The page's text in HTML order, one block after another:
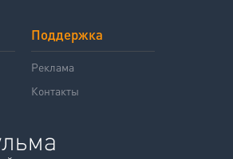
Поддержка
Реклама
Контакты